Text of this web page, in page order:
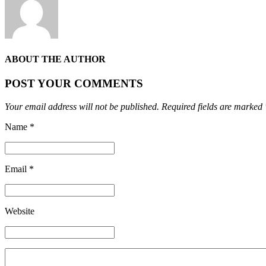
ABOUT THE AUTHOR
POST YOUR COMMENTS
Your email address will not be published. Required fields are marked
Name *
Email *
Website